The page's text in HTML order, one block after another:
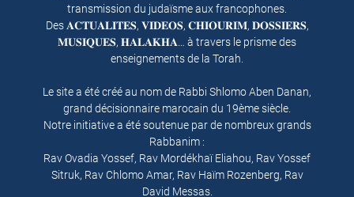
transmission du judaïsme aux francophones.
Des 𝐀𝐂𝐓𝐔𝐀𝐋𝐈𝐓𝐄𝐒, 𝐕𝐈𝐃𝐄𝐎𝐒, 𝐂𝐇𝐈𝐎𝐔𝐑𝐈𝐌, 𝐃𝐎𝐒𝐒𝐈𝐄𝐑𝐒,
𝐌𝐔𝐒𝐈𝐐𝐔𝐄𝐒, 𝐇𝐀𝐋𝐀𝐊𝐇𝐀… à travers le prisme des
enseignements de la Torah.
Le site a été créé au nom de Rabbi Shlomo Aben Danan,
grand décisionnaire marocain du 19ème siècle.
Notre initiative a été soutenue par de nombreux grands
Rabbanim :
Rav Ovadia Yossef, Rav Mordékhaï Eliahou, Rav Yossef
Sitruk, Rav Chlomo Amar, Rav Haïm Rozenberg, Rav
David Messas.